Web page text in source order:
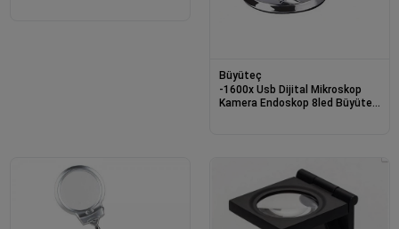
Büyüteç
-1600x Usb Dijital Mikroskop
Kamera Endoskop 8led Büyüteç